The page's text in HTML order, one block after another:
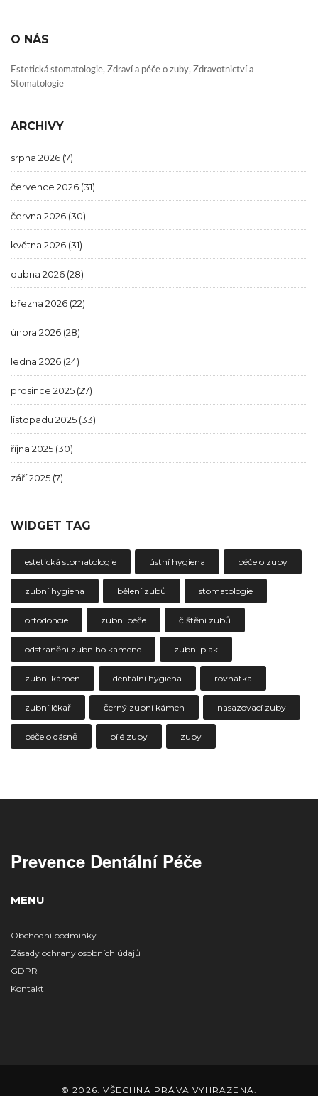
O NÁS
Estetická stomatologie, Zdraví a péče o zuby, Zdravotnictví a
Stomatologie
ARCHIVY
srpna 2026 (7)
července 2026 (31)
června 2026 (30)
května 2026 (31)
dubna 2026 (28)
března 2026 (22)
února 2026 (28)
ledna 2026 (24)
prosince 2025 (27)
listopadu 2025 (33)
října 2025 (30)
září 2025 (7)
WIDGET TAG
estetická stomatologie ústní hygiena péče o zuby
zubní hygiena bělení zubů stomatologie
ortodoncie zubní péče čištění zubů
odstranění zubního kamene zubní plak
zubní kámen dentální hygiena rovnátka
zubní lékař černý zubní kámen nasazovací zuby
péče o dásně bílé zuby zuby
Prevence Dentální Péče
MENU
Obchodní podmínky
Zásady ochrany osobních údajů
GDPR
Kontakt
© 2026. VŠECHNA PRÁVA VYHRAZENA.